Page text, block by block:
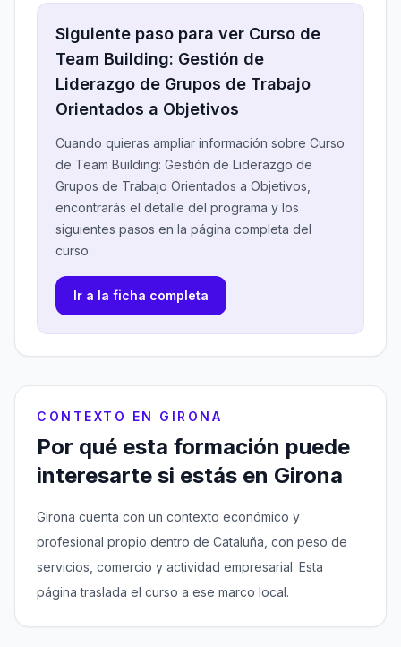
Siguiente paso para ver Curso de
Team Building: Gestión de
Liderazgo de Grupos de Trabajo
Orientados a Objetivos
Cuando quieras ampliar información sobre Curso
de Team Building: Gestión de Liderazgo de
Grupos de Trabajo Orientados a Objetivos,
encontrarás el detalle del programa y los
siguientes pasos en la página completa del
curso.
Ir a la ficha completa
CONTEXTO EN GIRONA
Por qué esta formación puede
interesarte si estás en Girona
Girona cuenta con un contexto económico y
profesional propio dentro de Cataluña, con peso de
servicios, comercio y actividad empresarial. Esta
página traslada el curso a ese marco local.